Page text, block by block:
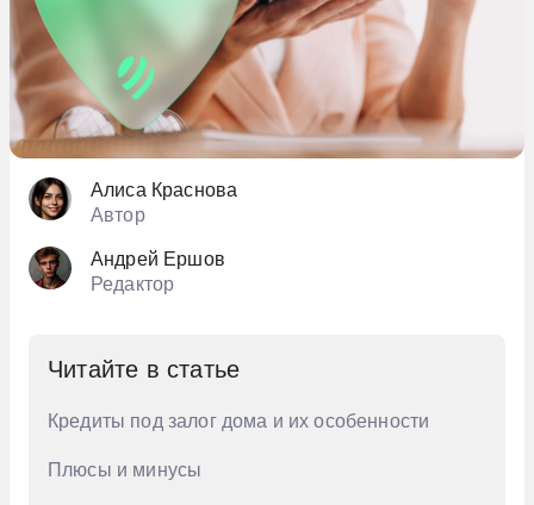
На месяц
На полгода
Алиса Краснова
Автор
Андрей Ершов
Редактор
Читайте в статье
Кредиты под залог дома и их особенности
Плюсы и минусы